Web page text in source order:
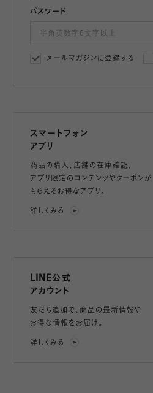
パスワード
メールマガジンに登録する
スマートフォン
アプリ
商品の購入、店舗の在庫確認、
アプリ限定のコンテンツやクーポンが
もらえるお得なアプリ。
詳しくみる
LINE公式
アカウント
友だち追加で、 商品の最新情報や
お得な情報をお届け。
詳しくみる